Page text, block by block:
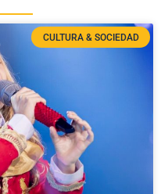
CULTURA & SOCIEDAD